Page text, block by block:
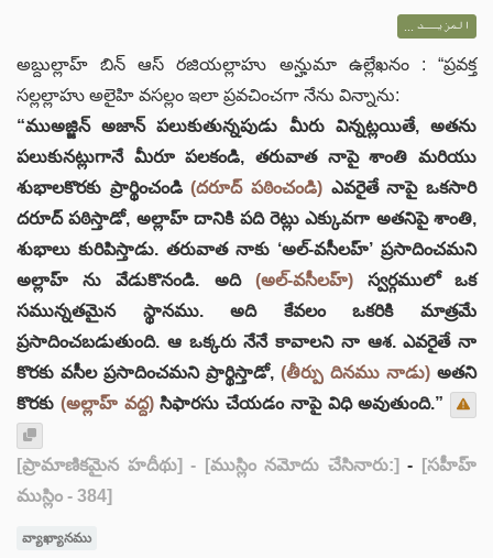
المزيــد ...
అబ్దుల్లాహ్ బిన్ ఆస్ రజియల్లాహు అన్హుమా ఉల్లేఖనం : “ప్రవక్త
సల్లల్లాహు అలైహి వసల్లం ఇలా ప్రవచించగా నేను విన్నాను:
“ముఅజ్జిన్ అజాన్ పలుకుతున్నపుడు మీరు విన్నట్లయితే, అతను
పలుకునట్లుగానే మీరూ పలకండి, తరువాత నాపై శాంతి మరియు
శుభాలకొరకు ప్రార్థించండి(దరూద్ పఠించండి) ఎవరైతే నాపై ఒకసారి
దరూద్ పఠిస్తాడో, అల్లాహ్ దానికి పది రెట్లు ఎక్కువగా అతనిపై శాంతి,
శుభాలు కురిపిస్తాడు. తరువాత నాకు ‘అల్-వసీలహ్’ ప్రసాదించమని
అల్లాహ్ ను వేడుకొనండి. అది (అల్-వసీలహ్)స్వర్గములో ఒక
సమున్నతమైన స్థానము. అది కేవలం ఒకరికి మాత్రమే
ప్రసాదించబడుతుంది. ఆ ఒక్కరు నేనే కావాలని నా ఆశ. ఎవరైతే నా
కొరకు వసీల ప్రసాదించమని ప్రార్థిస్తాడో, (తీర్పు దినము నాడు) అతని
కొరకు (అల్లాహ్ వద్ద)సిఫారసు చేయడం నాపై విధి అవుతుంది.”
[ప్రామాణికమైన హదీథు] - [ముస్లిం నమోదు చేసినారు:] -
[సహీహ్
ముస్లిం - 384]
వ్యాఖ్యానము